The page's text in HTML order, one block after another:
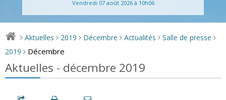
Vendredi 07 août 2026 à 10h06
> Aktuelles > 2019 > Décembre > Actualités > Salle de presse >
2019 > Décembre
Aktuelles - décembre 2019